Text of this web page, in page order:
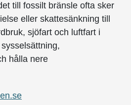
till fossilt bränsle ofta sker
eller skattesänkning till
sjöfart och luftfart i
hålla nere